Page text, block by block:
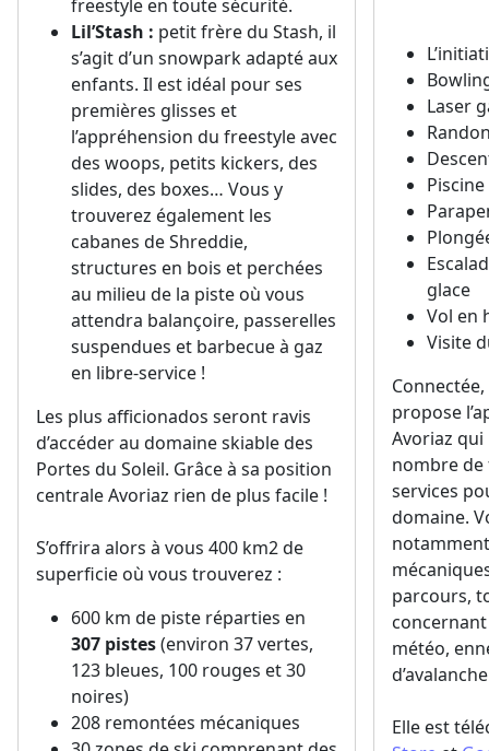
freestyle en toute sécurité.
Lil’Stash : petit frère du Stash, il
s’agit d’un snowpark adapté aux
enfants. Il est idéal pour ses
premières glisses et
l’appréhension du freestyle avec
des woops, petits kickers, des
slides, des boxes… Vous y
trouverez également les
cabanes de Shreddie,
structures en bois et perchées
au milieu de la piste où vous
attendra balançoire, passerelles
suspendues et barbecue à gaz
en libre-service !
Les plus afficionados seront ravis
d’accéder au domaine skiable des
Portes du Soleil. Grâce à sa position
centrale Avoriaz rien de plus facile !
S’offrira alors à vous 400 km2 de
superficie où vous trouverez :
600 km de piste réparties en
307 pistes(environ 37 vertes,
123 bleues, 100 rouges et 30
noires)
208 remontées mécaniques
Laser
glace
Vol en
Visite
propose
Avoriaz
nombre
services
domaine.
parcours,
météo,
Elle est